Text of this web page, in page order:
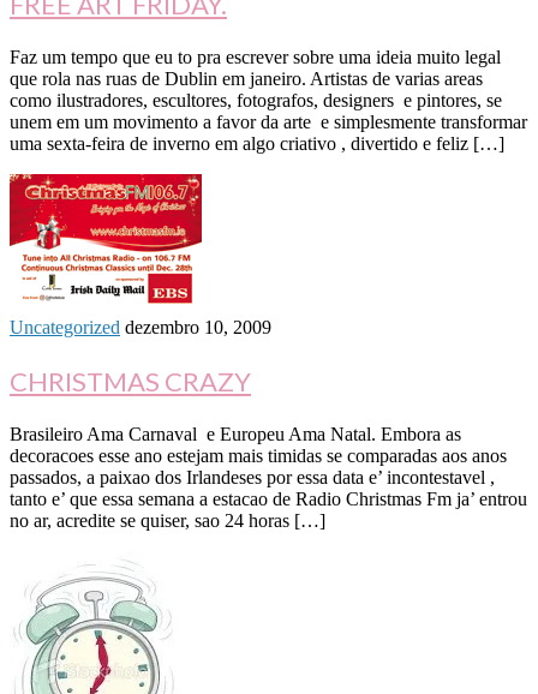
Faz um tempo que eu to pra escrever sobre uma ideia muito legal
que rola nas ruas de Dublin em janeiro. Artistas de varias areas
como ilustradores, escultores, fotografos, designers e pintores, se
unem em um movimento a favor da arte e simplesmente transformar
uma sexta-feira de inverno em algo criativo , divertido e feliz […]
Uncategorized dezembro 10, 2009
CHRISTMAS CRAZY
Brasileiro Ama Carnaval e Europeu Ama Natal. Embora as
decoracoes esse ano estejam mais timidas se comparadas aos anos
passados, a paixao dos Irlandeses por essa data e’ incontestavel ,
tanto e’ que essa semana a estacao de Radio Christmas Fm ja’ entrou
no ar, acredite se quiser, sao 24 horas […]